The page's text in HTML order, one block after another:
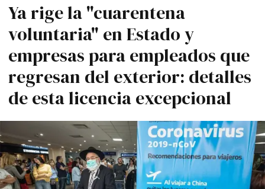
Ya rige la "cuarentena
voluntaria" en Estado y
empresas para empleados que
regresan del exterior: detalles
de esta licencia excepcional